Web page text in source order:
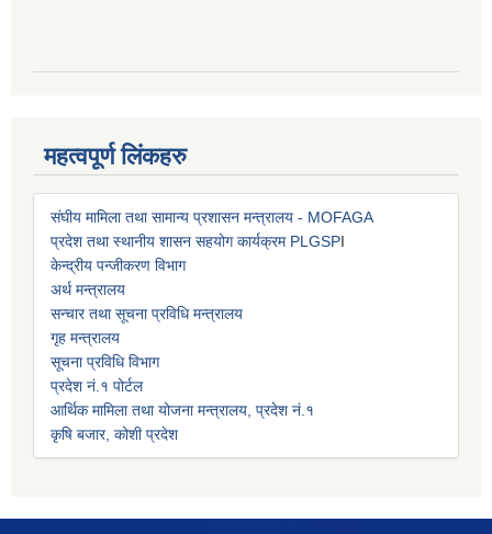
महत्वपूर्ण लिंकहरु
संघीय मामिला तथा सामान्य प्रशासन मन्त्रालय - MOFAGA
प्रदेश तथा स्थानीय शासन सहयोग कार्यक्रम PLGSPI
केन्द्रीय पन्जीकरण विभाग
अर्थ मन्त्रालय
सन्चार तथा सूचना प्रविधि मन्त्रालय
गृह मन्त्रालय
सूचना प्रविधि विभाग
प्रदेश नं.१ पोर्टल
आर्थिक मामिला तथा योजना मन्त्रालय, प्रदेश नं.१
कृषि बजार, कोशी प्रदेश